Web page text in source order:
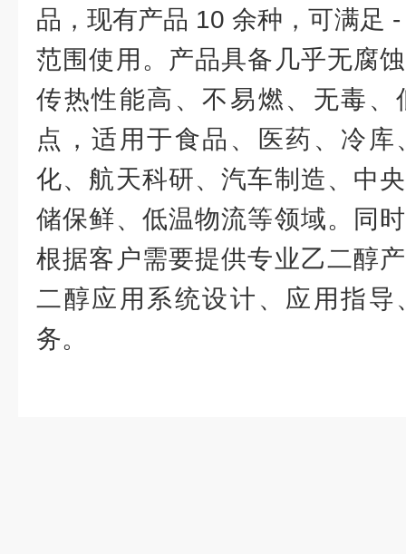
品，现有产品 10 余种，可满足
范围使用。产品具备几乎无腐
传热性能高、不易燃、无毒、
点，适用于食品、医药、冷
化、航天科研、汽车制造、中
储保鲜、低温物流等领域。同
根据客户需要提供专业乙二醇
二醇应用系统设计、应用指导
务。